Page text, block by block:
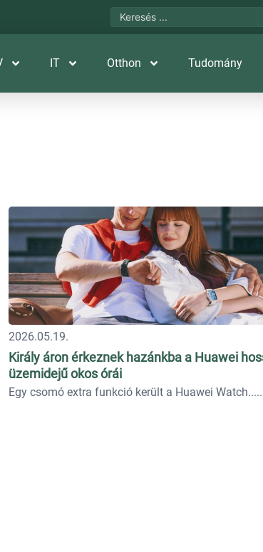
IT Otthon Tudomány
2026.05.19.
Király áron érkeznek hazánkba a Huawei
üzemidejű okos órái
Egy csomó extra funkció került a Huawei Watch...